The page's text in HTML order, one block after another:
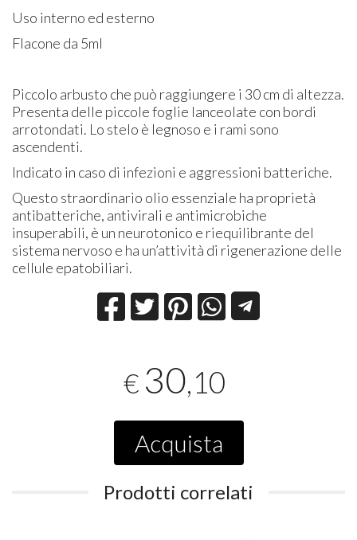
Uso interno ed esterno
Flacone da 5ml
Piccolo arbusto che può raggiungere i 30 cm di altezza.
Presenta delle piccole foglie lanceolate con bordi
arrotondati. Lo stelo è legnoso e i rami sono
ascendenti.
Indicato in caso di infezioni e aggressioni batteriche.
Questo straordinario olio essenziale ha proprietà
antibatteriche, antivirali e antimicrobiche
insuperabili, è un neurotonico e riequilibrante del
sistema nervoso e ha un’attività di rigenerazione delle
cellule epatobiliari.
€ 30,10
Acquista
Prodotti correlati